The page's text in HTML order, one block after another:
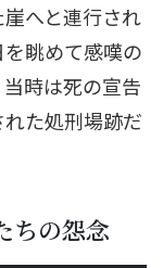
へと連行され
眺めて感嘆の
時は死の宣告
た処刑場跡だ
ちの怨念